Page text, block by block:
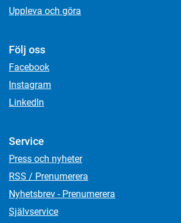
Uppleva och göra
Följ oss
Facebook
Instagram
LinkedIn
Service
Press och nyheter
RSS / Prenumerera
Nyhetsbrev - Prenumerera
Självservice